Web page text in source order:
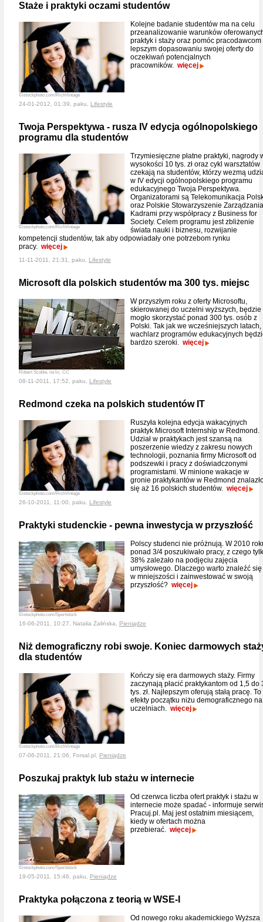
Staże i praktyki oczami studentów
©istockphoto.com/RichVintage
Kolejne badanie studentów ma na celu
przeanalizowanie warunków
praktyk i staży oraz pomóc pracodawcom
lepszym dopasowaniu swojej oferty do
oczekiwań potencjalnych
pracowników. więcej
24-01-2012, 01:39, paku, Lifestyle
Twoja Perspektywa - rusza IV edycja ogólnopolskiego
programu dla studentów
©istockphoto.com/RichVintage
Trzymiesięczne płatne praktyki, nagrody
wysokości 10 tys. zł oraz cykl warsztatów
czekają na studentów, którzy wezmą
w IV edycji ogólnopolskiego programu
edukacyjnego Twoja Perspektywa.
Organizatorami są Telekomunikacja
oraz Polskie Stowarzyszenie Zarządzania
Kadrami przy współpracy z Business for
Society. Celem programu jest zbliżenie
świata nauki i biznesu, rozwijanie
kompetencji studentów, tak aby odpowiadały one potrzebom rynku
pracy. więcej
11-11-2011, 21:31, paku, Lifestyle
Microsoft dla polskich studentów ma 300 tys. miejsc
Robert Scoble, na lic. CC
W przyszłym roku z oferty Microsoftu,
skierowanej do uczelni wyższych, będzie
mogło skorzystać ponad 300 tys. osób z
Polski. Tak jak we wcześniejszych latach,
wachlarz programów edukacyjnych
bardzo szeroki. więcej
08-11-2011, 17:52, paku, Lifestyle
Redmond czeka na polskich studentów IT
©istockphoto.com/RichVintage
Ruszyła kolejna edycja wakacyjnych
praktyk Microsoft Internship w Redmond.
Udział w praktykach jest szansą na
poszerzenie wiedzy z zakresu nowych
technologii, poznania firmy Microsoft od
podszewki i pracy z doświadczonymi
programistami. W minione wakacje w
gronie praktykantów w Redmond
się aż 16 polskich studentów. więcej
26-10-2011, 11:00, paku, Lifestyle
Praktyki studenckie - pewna inwestycja w przyszłość
©istockphoto.com/Sportstock
Polscy studenci nie próżnują. W 2010
ponad 3/4 poszukiwało pracy, z czego
38% zależało na podjęciu zajęcia
umysłowego. Dlaczego warto znaleźć się
w mniejszości i zainwestować w swoją
przyszłość? więcej
16-06-2011, 10:27, Natalia Żalińska, Pieniądze
Niż demograficzny robi swoje. Koniec darmowych
dla studentów
©istockphoto.com/RichVintage
Kończy się era darmowych staży. Firmy
zaczynają płacić praktykantom od 1,5 do
tys. zł. Najlepszym oferują stałą pracę. To
efekty początku niżu demograficznego na
uczelniach. więcej
07-06-2011, 21:06, Forsal.pl, Pieniądze
Poszukaj praktyk lub stażu w internecie
©istockphoto.com/Sportstock
Od czerwca liczba ofert praktyk i stażu w
internecie może spadać - informuje
Pracuj.pl. Maj jest ostatnim miesiącem,
kiedy w ofertach można
przebierać. więcej
19-05-2011, 15:46, paku, Pieniądze
Praktyka połączona z teorią w WSE-I
Od nowego roku akademickiego Wyższa